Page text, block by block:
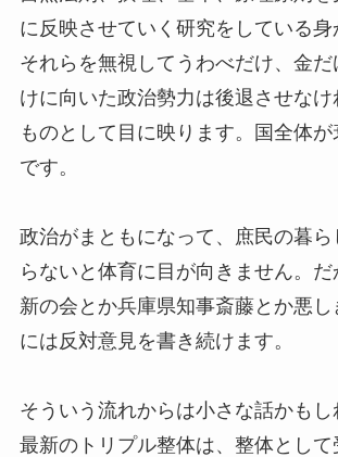
に反映させていく研究をしている身
それらを無視してうわべだけ、金
けに向いた政治勢力は後退させな
ものとして目に映ります。国全体が
です。
政治がまともになって、庶民の暮ら
らないと体育に目が向きません。
新の会とか兵庫県知事斎藤とか悪
には反対意見を書き続けます。
そういう流れからは小さな話かもし
最新のトリプル整体は、整体とし